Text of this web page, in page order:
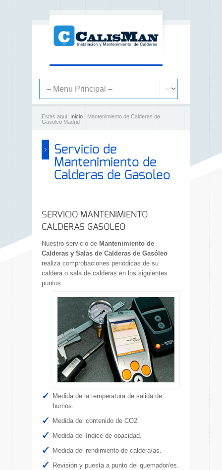
Estas aquí: Inicio | Mantenimiento de Calderas de
Gasoleo Madrid
Servicio de
Mantenimiento de
Calderas de Gasoleo
SERVICIO MANTENIMIENTO
CALDERAS GASOLEO
Nuestro servicio de Mantenimiento de
Calderas y Salas de Calderas de Gasóleo
realiza comprobaciones periódicas de su
caldera o sala de calderas en los siguientes
puntos:
Medida de la temperatura de salida de
humos.
Medida del contenido de CO2.
Medida del índice de opacidad.
Medida del rendimiento de caldera/as.
Revisión y puesta a punto del quemador/es.